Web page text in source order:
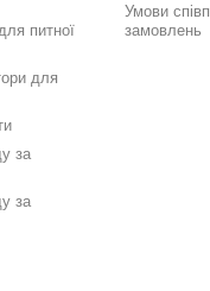
питної
для
за
за
Умови
замовлень